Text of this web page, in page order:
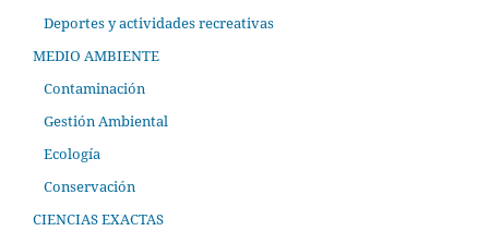
Deportes y actividades recreativas
MEDIO AMBIENTE
Contaminación
Gestión Ambiental
Ecología
Conservación
CIENCIAS EXACTAS